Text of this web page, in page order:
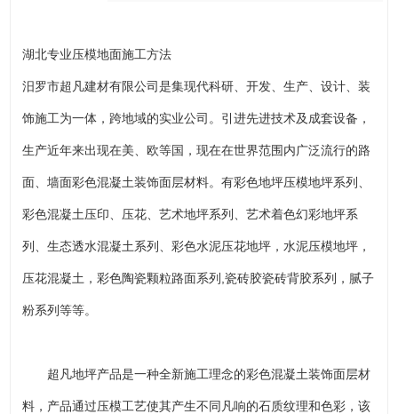
湖北专业压模地面施工方法
汨罗市超凡建材有限公司是集现代科研、开发、生产、设计、装
饰施工为一体，跨地域的实业公司。引进先进技术及成套设备，
生产近年来出现在美、欧等国，现在在世界范围内广泛流行的路
面、墙面彩色混凝土装饰面层材料。有彩色地坪压模地坪系列、
彩色混凝土压印、压花、艺术地坪系列、艺术着色幻彩地坪系
列、生态透水混凝土系列、彩色水泥压花地坪，水泥压模地坪，
压花混凝土，彩色陶瓷颗粒路面系列,瓷砖胶瓷砖背胶系列，腻子
粉系列等等。
超凡地坪产品是一种全新施工理念的彩色混凝土装饰面层材
料，产品通过压模工艺使其产生不同凡响的石质纹理和色彩，该